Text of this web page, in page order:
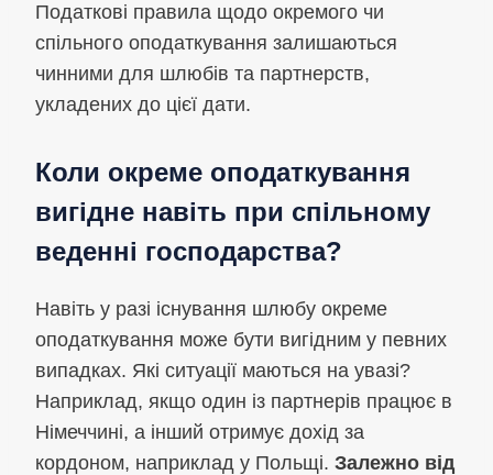
Податкові правила щодо окремого чи
спільного оподаткування залишаються
чинними для шлюбів та партнерств,
укладених до цієї дати.
Коли окреме оподаткування
вигідне навіть при спільному
веденні господарства?
Навіть у разі існування шлюбу окреме
оподаткування може бути вигідним у певних
випадках. Які ситуації маються на увазі?
Наприклад, якщо один із партнерів працює в
Німеччині, а інший отримує дохід за
кордоном, наприклад у Польщі. Залежно від